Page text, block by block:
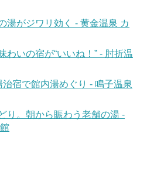
湯がジワリ効く - 黄金温泉 カ
わいの宿が“いいね！” - 肘折温
宿で館内湯めぐり - 鳴子温泉
り。朝から賑わう老舗の湯 -